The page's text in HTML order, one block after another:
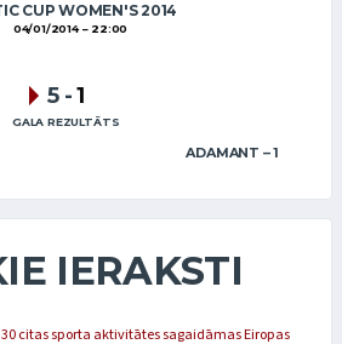
CUP WOMEN'S 2014
04/01/2014 22:00
ADAMANT – 1
5 -1
GALA REZULTĀTS
IERAKSTI
citas sporta aktivitātes sagaidāmas Eiropas